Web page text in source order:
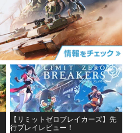
【リミットゼロブレイカーズ】先
行プレイレビュー！